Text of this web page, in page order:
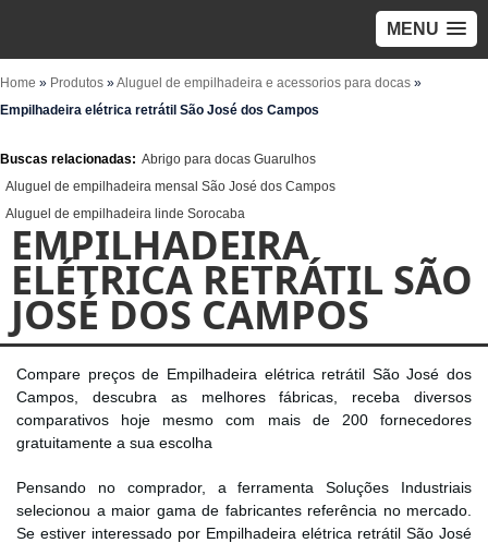
MENU
Home » Produtos »Aluguel de empilhadeira e acessorios para docas »
Empilhadeira elétrica retrátil São José dos Campos
Buscas relacionadas: Abrigo para docas Guarulhos
Aluguel de empilhadeira mensal São José dos Campos
Aluguel de empilhadeira linde Sorocaba
EMPILHADEIRA
ELÉTRICA RETRÁTIL SÃO
JOSÉ DOS CAMPOS
Compare preços de Empilhadeira elétrica retrátil São José dos
Campos, descubra as melhores fábricas, receba diversos
comparativos hoje mesmo com mais de 200 fornecedores
gratuitamente a sua escolha
Pensando no comprador, a ferramenta Soluções Industriais
selecionou a maior gama de fabricantes referência no mercado.
Se estiver interessado por Empilhadeira elétrica retrátil São José